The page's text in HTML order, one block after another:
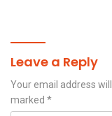
Leave a Reply
Your email address
marked *